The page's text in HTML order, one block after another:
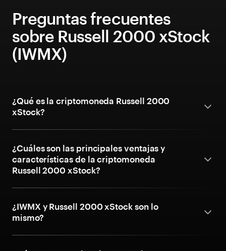
Preguntas frecuentes
sobre Russell 2000 xStock
(IWMX)
¿Qué es la criptomoneda Russell 2000
xStock?
¿Cuáles son las principales ventajas y
características de la criptomoneda
Russell 2000 xStock?
¿IWMX y Russell 2000 xStock son lo
mismo?